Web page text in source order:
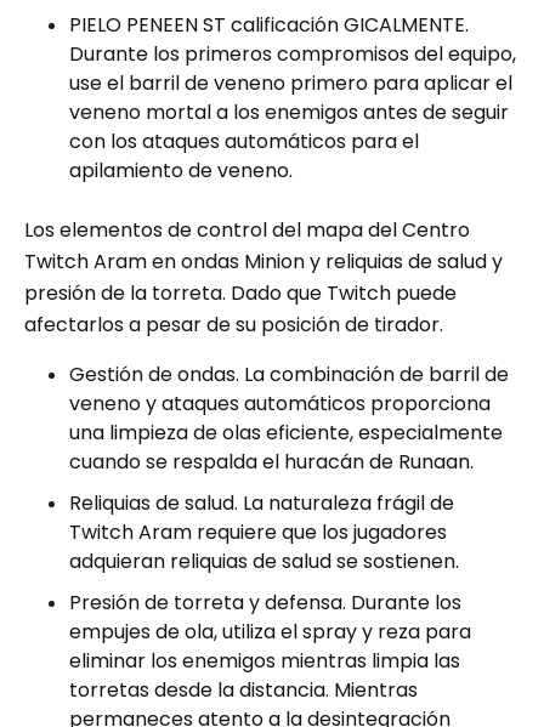
PIELO PENEEN ST calificación GICALMENTE.
Durante los primeros compromisos del equipo,
use el barril de veneno primero para aplicar el
veneno mortal a los enemigos antes de seguir
con los ataques automáticos para el
apilamiento de veneno.
Los elementos de control del mapa del Centro
Twitch Aram en ondas Minion y reliquias de salud y
presión de la torreta. Dado que Twitch puede
afectarlos a pesar de su posición de tirador.
Gestión de ondas. La combinación de barril de
veneno y ataques automáticos proporciona
una limpieza de olas eficiente, especialmente
cuando se respalda el huracán de Runaan.
Reliquias de salud. La naturaleza frágil de
Twitch Aram requiere que los jugadores
adquieran reliquias de salud se sostienen.
Presión de torreta y defensa. Durante los
empujes de ola, utiliza el spray y reza para
eliminar los enemigos mientras limpia las
torretas desde la distancia. Mientras
permaneces atento a la desintegración